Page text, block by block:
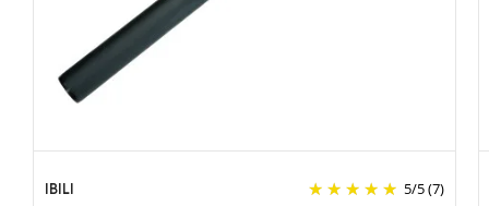
IBILI 5/5(7)